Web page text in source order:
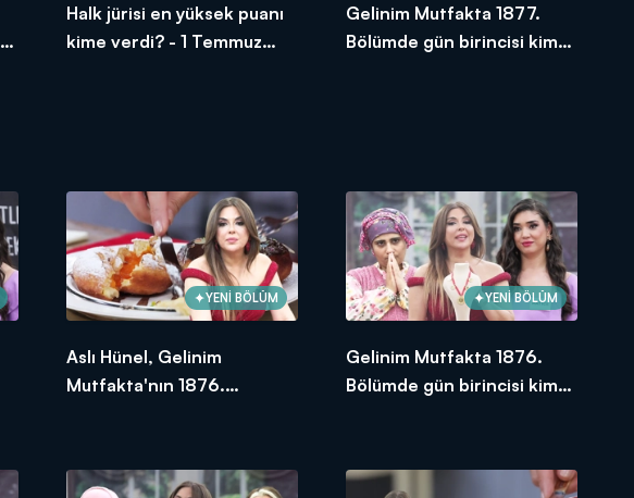
Halk jürisi en yüksek puanı
kime verdi? - 1 Temmuz
Gelinim Mutfakta 1877.
Bölümde gün birincisi kim
YENİ BÖLÜM
Aslı Hünel, Gelinim
Mutfakta'nın 1876.
YENİ BÖLÜM
Gelinim Mutfakta 1876.
Bölümde gün birincisi kim